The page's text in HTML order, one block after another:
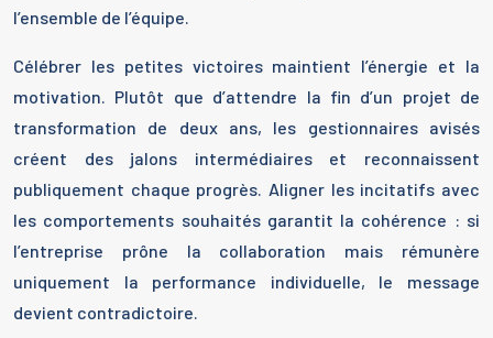
l’ensemble de l’équipe.
Célébrer les petites victoires maintient l’énergie et la
motivation. Plutôt que d’attendre la fin d’un projet de
transformation de deux ans, les gestionnaires avisés
créent des jalons intermédiaires et reconnaissent
publiquement chaque progrès. Aligner les incitatifs avec
les comportements souhaités garantit la cohérence : si
l’entreprise prône la collaboration mais rémunère
uniquement la performance individuelle, le message
devient contradictoire.